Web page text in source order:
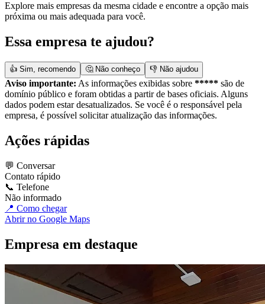
Explore mais empresas da mesma cidade e encontre a opção mais
próxima ou mais adequada para você.
Essa empresa te ajudou?
👍 Sim, recomendo 🤔 Não conheço 👎 Não ajudou
Aviso importante: As informações exibidas sobre ***** são de
domínio público e foram obtidas a partir de bases oficiais. Alguns
dados podem estar desatualizados. Se você é o responsável pela
empresa, é possível solicitar atualização das informações.
Ações rápidas
💬 Conversar
Contato rápido
📞 Telefone
Não informado
📍 Como chegar
Abrir no Google Maps
Empresa em destaque